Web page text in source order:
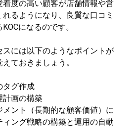
度の高い顧客が店舗情報や営
るようになり、良質な口コミ
になるのです。
スには以下のようなポイントが
ておきましょう。
タグ作成
計画の構築
メント（長期的な顧客価値）に
ング戦略の構築と運用の自動